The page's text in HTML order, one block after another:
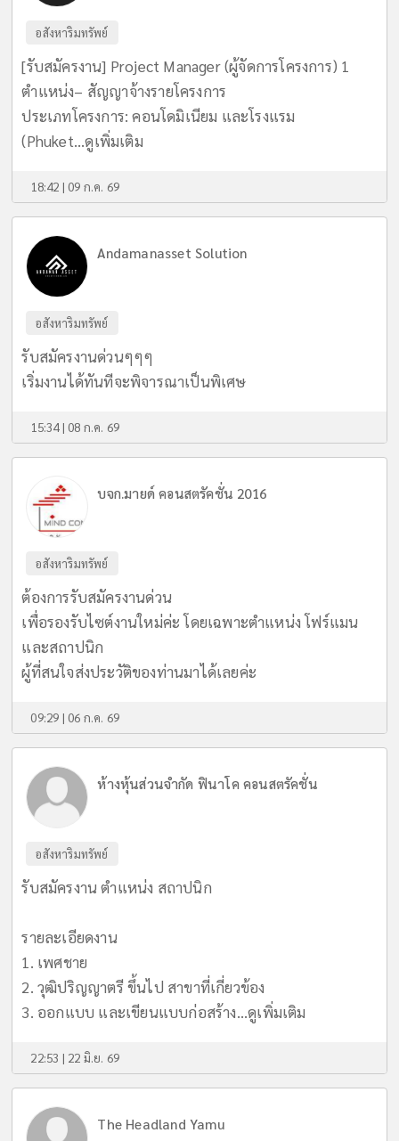
อสังหาริมทรัพย์
[รับสมัครงาน] Project Manager (ผู้จัดการโครงการ) 1
ตำแหน่ง– สัญญาจ้างรายโครงการ
​ประเภทโครงการ: คอนโดมิเนียม และโรงแรม
(Phuket...ดูเพิ่มเติม
18:42 | 09 ก.ค. 69
Andamanasset Solution
อสังหาริมทรัพย์
รับสมัครงานด่วนๆๆๆ
เริ่มงานได้ทันทีจะพิจารณาเป็นพิเศษ
15:34 | 08 ก.ค. 69
บจก.มายด์ คอนสตรัคชั่น 2016
อสังหาริมทรัพย์
ต้องการรับสมัครงานด่วน
เพื่อรองรับไซต์งานใหม่ค่ะ โดยเฉพาะตำแหน่ง โฟร์แมน
และสถาปนิก
ผู้ที่สนใจส่งประวัติของท่านมาได้เลยค่ะ
09:29 | 06 ก.ค. 69
ห้างหุ้นส่วนจำกัด ฟินาโค คอนสตรัคชั่น
อสังหาริมทรัพย์
รับสมัครงาน ตำแหน่ง สถาปนิก
รายละเอียดงาน
1. เพศชาย
2. วุฒิปริญญาตรี ขึ้นไป สาขาที่เกี่ยวข้อง
3. ออกแบบ และเขียนแบบก่อสร้าง...ดูเพิ่มเติม
22:53 | 22 มิ.ย. 69
The Headland Yamu